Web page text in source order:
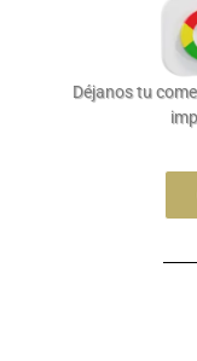
Déjanos tu